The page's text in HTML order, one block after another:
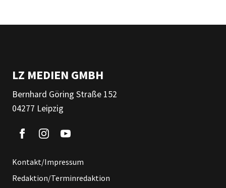
LZ MEDIEN GMBH
Bernhard Göring Straße 152
04277 Leipzig
Kontakt/Impressum
Redaktion/Terminredaktion